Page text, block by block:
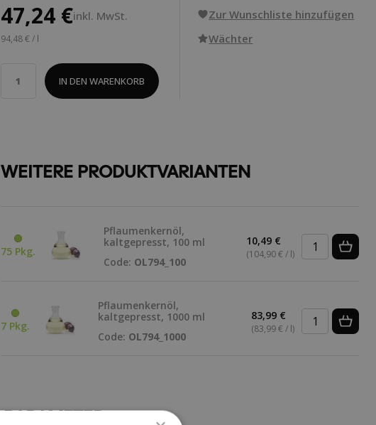
47,24 €inkl. MwSt.
94,48 € / l
IN DEN WARENKORB
Zur Wunschliste hinzufügen
Wächter
WEITERE PRODUKTVARIANTEN
75 Pkg.
Pflaumenkernöl,
kaltgepresst, 100 ml
Code: OL794_100
10,49 €
(104,90 € / l)
7 Pkg.
Pflaumenkernöl,
kaltgepresst, 1000 ml
Code: OL794_1000
83,99 €
(83,99 € / l)
PARAMETER